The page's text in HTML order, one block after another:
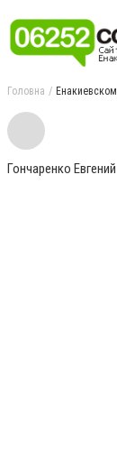
Головна
Гончаренко Евгений